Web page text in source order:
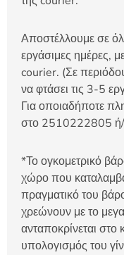
Αποστέλλουμε σε
εργάσιμες ημέρες,
courier. (Σε
να φτάσει τις 3-5
Για οποιαδήποτε
στο 2510222805
*Το ογκομετρικό
χώρο που
πραγματικό του
χρεώνουν με το
ανταποκρίνεται
υπολογισμός του